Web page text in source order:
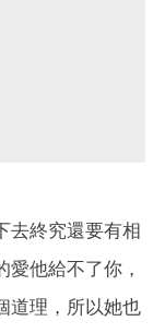
去終究還要有相
他給不了你，
道理，所以她也